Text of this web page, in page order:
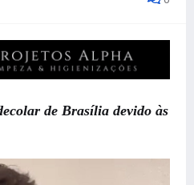
de Brasília devido às